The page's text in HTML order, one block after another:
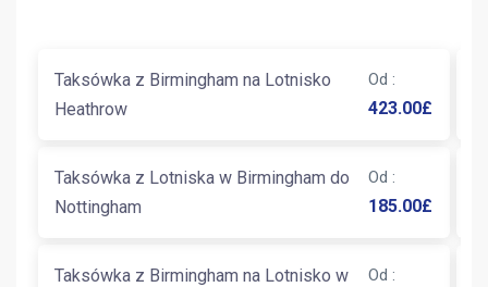
Taksówka z Birmingham na Lotnisko
Heathrow
Od :
423.00£
Taksówka z Lotniska w Birmingham do
Nottingham
Od :
185.00£
Taksówka z Birmingham na Lotnisko w
Od :